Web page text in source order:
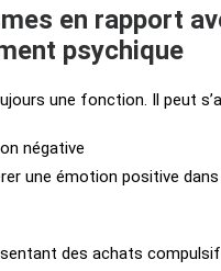
en rapport
psychique
une fonction. Il peut
négative
une émotion positive dans
des achats